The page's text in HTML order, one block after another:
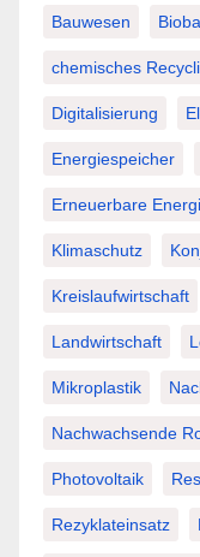
Bauwesen
chemisches
Digitalisierung
Energiespeicher
Erneuerbare
Klimaschutz
Kreislaufwirtschaft
Landwirtschaft
Mikroplastik
Nachwachsende
Photovoltaik
Rezyklateinsatz